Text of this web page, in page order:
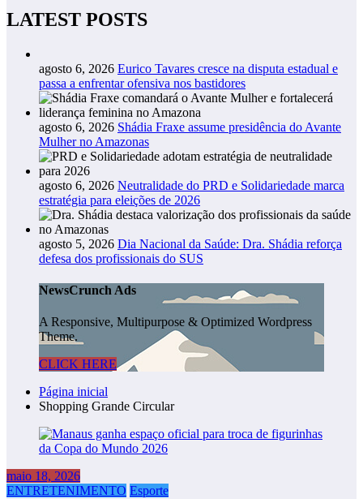
LATEST POSTS
agosto 6, 2026 Eurico Tavares cresce na disputa estadual e
passa a enfrentar ofensiva nos bastidores
agosto 6, 2026 Shádia Fraxe assume presidência do Avante
Mulher no Amazonas
agosto 6, 2026 Neutralidade do PRD e Solidariedade marca
estratégia para eleições de 2026
agosto 5, 2026 Dia Nacional da Saúde: Dra. Shádia reforça
defesa dos profissionais do SUS
NewsCrunch Ads
A Responsive, Multipurpose & Optimized Wordpress
Theme.
CLICK HERE
Página inicial
Shopping Grande Circular
maio 18, 2026
ENTRETENIMENTO Esporte